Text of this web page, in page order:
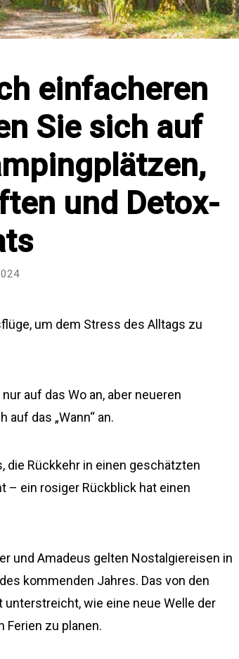
einfacheren
Sie sich auf
und Detox-
um dem Stress des Alltags zu
auf das Wo an, aber neueren
das „Wann“ an.
die Rückkehr in einen geschätzten
– ein rosiger Rückblick hat einen
und Amadeus gelten Nostalgiereisen in
kommenden Jahres. Das von den
wie eine neue Welle der
Ferien zu planen.